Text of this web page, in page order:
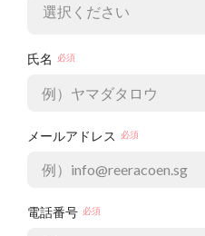
選択ください
氏名
メールアドレス
電話番号